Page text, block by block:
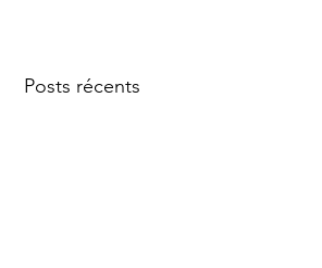
Posts récents